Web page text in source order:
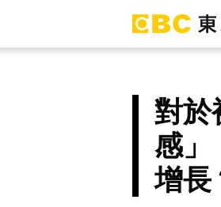
對於
感」
增長